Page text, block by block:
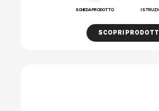
SCHEDA PRODOTTO
SCOPRI